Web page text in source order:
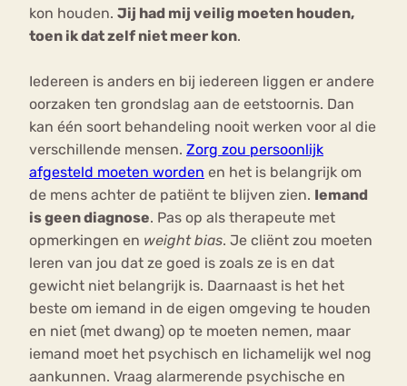
kon houden. Jij had mij veilig moeten houden,
toen ik dat zelf niet meer kon.
Iedereen is anders en bij iedereen liggen er andere
oorzaken ten grondslag aan de eetstoornis. Dan
kan één soort behandeling nooit werken voor al die
verschillende mensen. Zorg zou persoonlijk
afgesteld moeten worden en het is belangrijk om
de mens achter de patiënt te blijven zien. Iemand
is geen diagnose. Pas op als therapeute met
opmerkingen en weight bias. Je cliënt zou moeten
leren van jou dat ze goed is zoals ze is en dat
gewicht niet belangrijk is. Daarnaast is het het
beste om iemand in de eigen omgeving te houden
en niet (met dwang) op te moeten nemen, maar
iemand moet het psychisch en lichamelijk wel nog
aankunnen. Vraag alarmerende psychische en